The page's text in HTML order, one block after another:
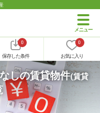
0
保存した条件
0
お気に入り
しの賃貸物件(賃貸